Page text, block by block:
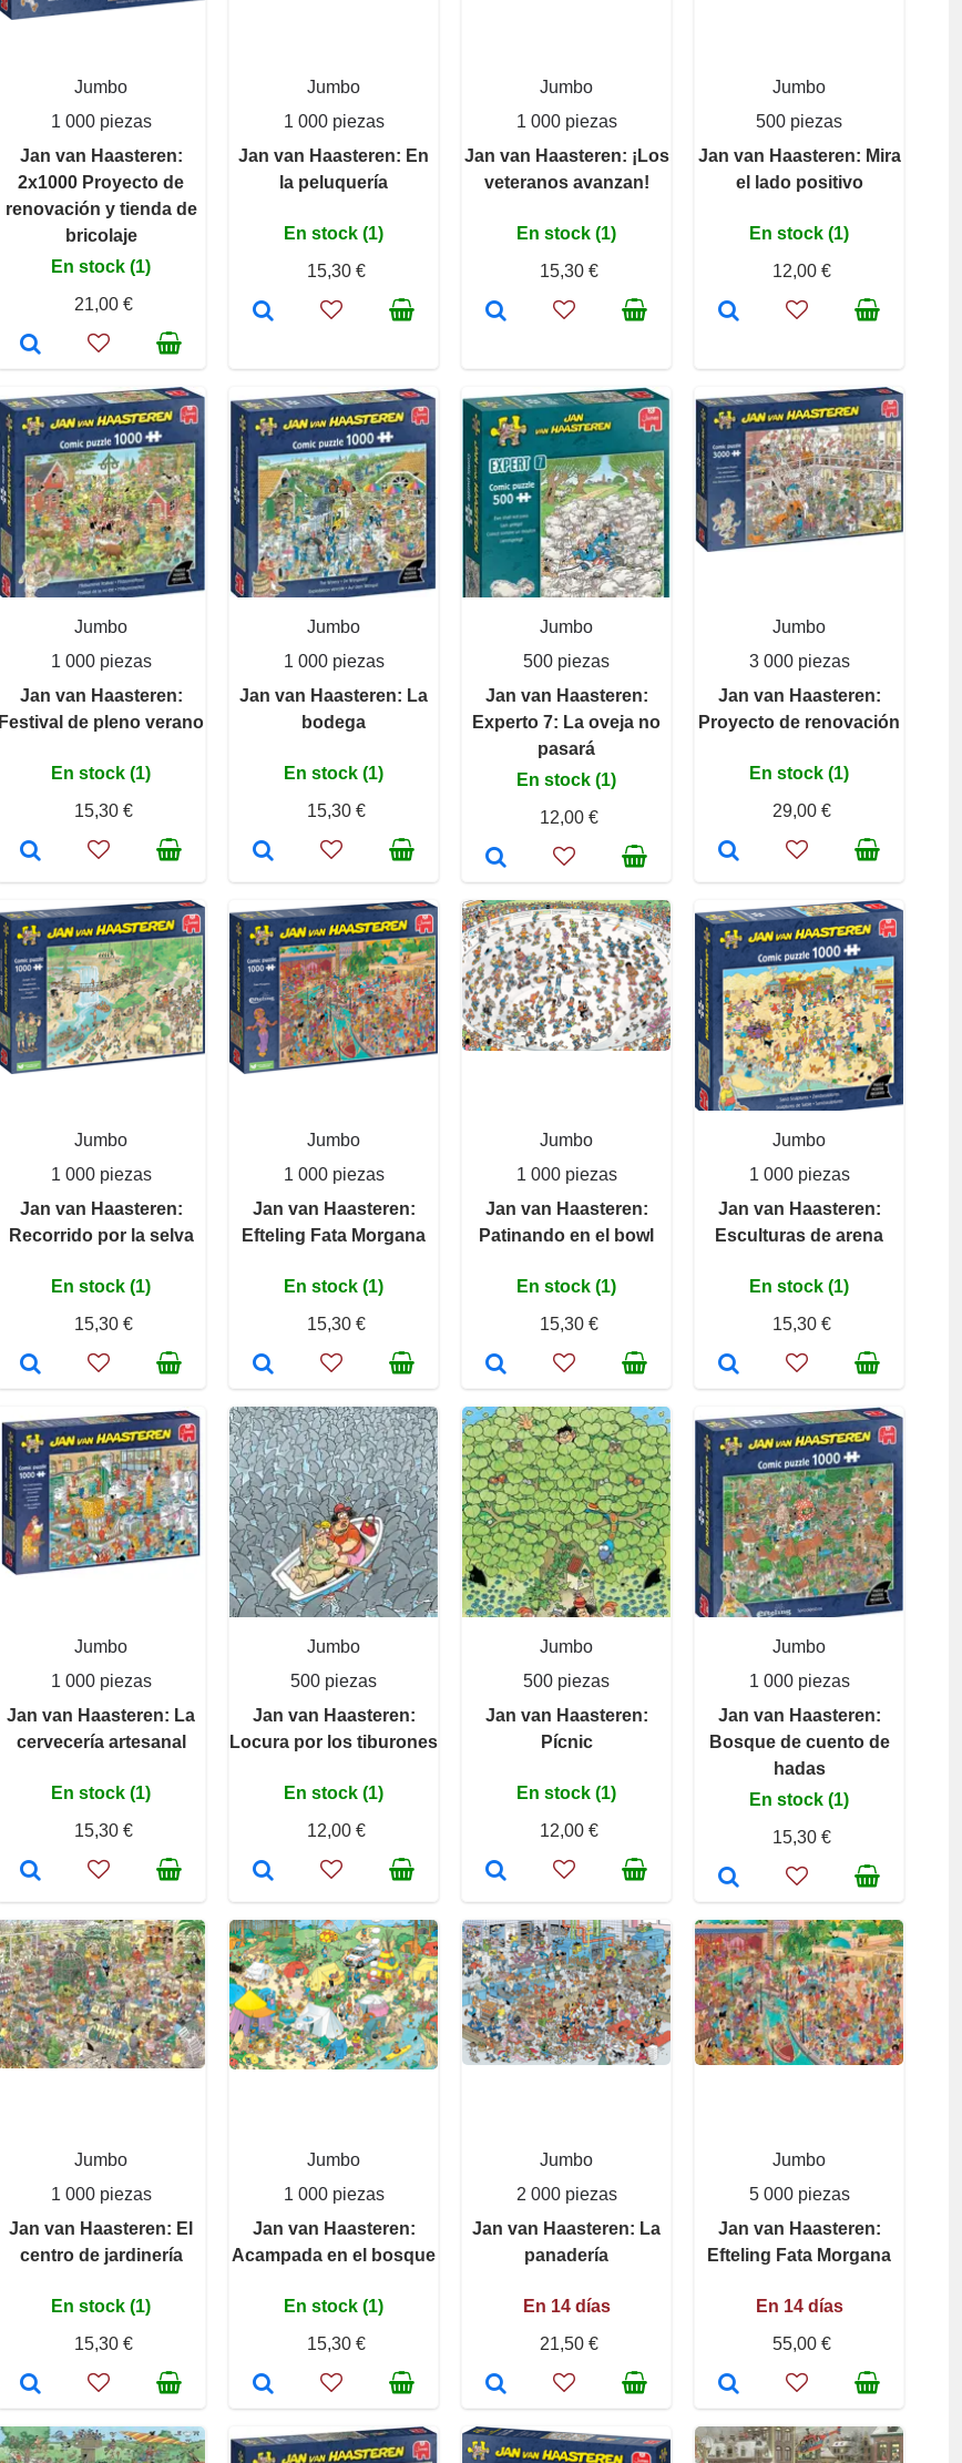
Jumbo
1 000 piezas
Jan van Haasteren:
2x1000 Proyecto de
renovación y tienda de
bricolaje
En stock (1)
21,00 €
Jumbo
1 000 piezas
Jan van Haasteren: En
la peluquería
En stock (1)
15,30 €
Jumbo
1 000 piezas
Jan van Haasteren: ¡Los
veteranos avanzan!
En stock (1)
15,30 €
Jumbo
500 piezas
Jan van Haasteren: Mira
el lado positivo
En stock (1)
12,00 €
Jumbo
1 000 piezas
Jan van Haasteren:
Festival de pleno verano
En stock (1)
15,30 €
Jumbo
1 000 piezas
Jan van Haasteren: La
bodega
En stock (1)
15,30 €
Jumbo
500 piezas
Jan van Haasteren:
Experto 7: La oveja no
pasará
En stock (1)
12,00 €
Jumbo
3 000 piezas
Jan van Haasteren:
Proyecto de renovación
En stock (1)
29,00 €
Jumbo
1 000 piezas
Jan van Haasteren:
Recorrido por la selva
En stock (1)
15,30 €
Jumbo
1 000 piezas
Jan van Haasteren:
Efteling Fata Morgana
En stock (1)
15,30 €
Jumbo
1 000 piezas
Jan van Haasteren:
Patinando en el bowl
En stock (1)
15,30 €
Jumbo
1 000 piezas
Jan van Haasteren:
Esculturas de arena
En stock (1)
15,30 €
Jumbo
1 000 piezas
Jan van Haasteren: La
cervecería artesanal
En stock (1)
15,30 €
Jumbo
500 piezas
Jan van Haasteren:
Locura por los tiburones
En stock (1)
12,00 €
Jumbo
500 piezas
Jan van Haasteren:
Pícnic
En stock (1)
12,00 €
Jumbo
1 000 piezas
Jan van Haasteren:
Bosque de cuento de
hadas
En stock (1)
15,30 €
Jumbo
1 000 piezas
Jan van Haasteren: El
centro de jardinería
En stock (1)
15,30 €
Jumbo
1 000 piezas
Jan van Haasteren:
Acampada en el bosque
En stock (1)
15,30 €
Jumbo
2 000 piezas
Jan van Haasteren: La
panadería
En 14 días
21,50 €
Jumbo
5 000 piezas
Jan van Haasteren:
Efteling Fata Morgana
En 14 días
55,00 €